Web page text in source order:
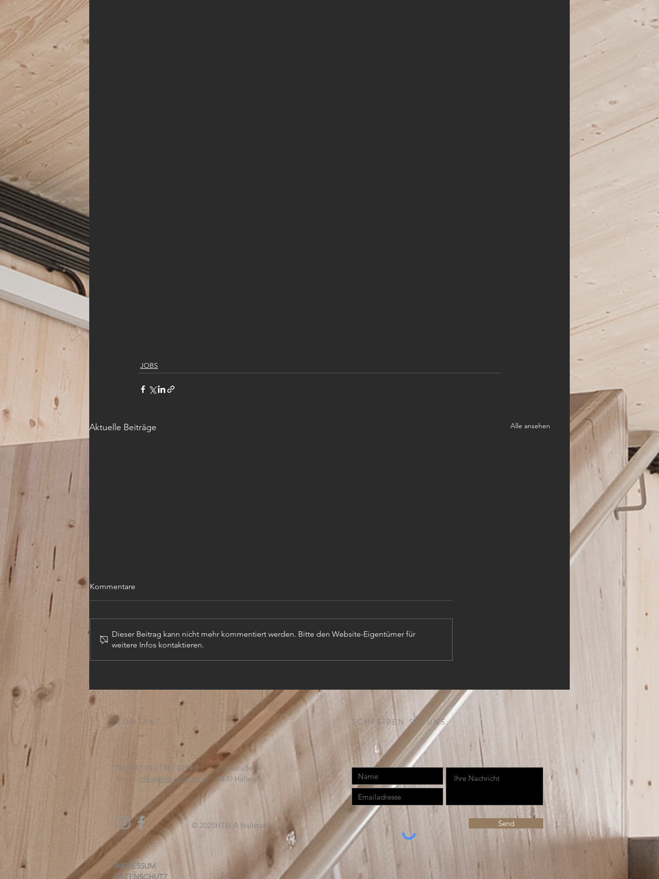
JOBS
Aktuelle Beiträge Alle ansehen
Kommentare
Dieser Beitrag kann nicht mehr kommentiert werden. Bitte den Website-Eigentümer für
weitere Infos kontaktieren.
KONTAKT:
Tel: +43 (0) 6134 / 8214-0
Email: office@htl-hallstatt.at
Lahnstraße 69
4830 Hallstatt
© 2025HTBLA Hallstatt
IMPRESSUM
DATENSCHUTZ
SCHREIBEN SIE UNS:
Send